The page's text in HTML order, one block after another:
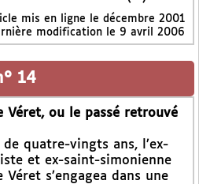
mis en ligne le décembre 2001
modification le 9 avril 2006
14
Véret, ou le passé retrouvé
de quatre-vingts ans, l’ex-
et ex-saint-simonienne
Véret s’engagea dans une